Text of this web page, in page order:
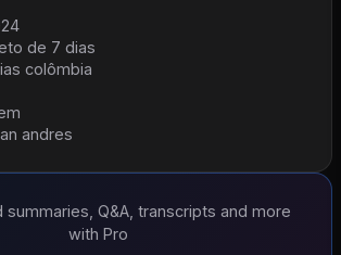
de 7 dias
colômbia
andres
summaries, Q&A, transcripts and more
with Pro